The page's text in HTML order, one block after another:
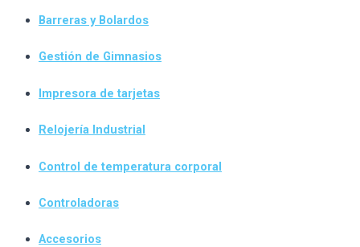
Barreras y Bolardos
Gestión de Gimnasios
Impresora de tarjetas
Relojería Industrial
Control de temperatura corporal
Controladoras
Accesorios